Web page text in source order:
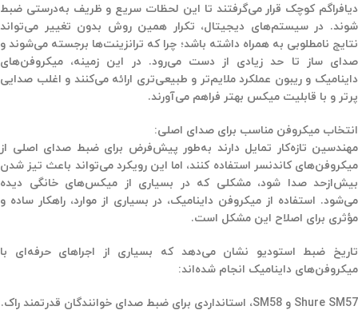
دیافراگم کوچک قرار می‌گرفتند تا این لحظات سریع و ظریف به‌درستی ضبط
شوند. در سیستم‌های دیجیتال، تکرار همین روش بدون تغییر می‌تواند
نتایج نامطلوبی به همراه داشته باشد؛ چرا که ترانزینت‌ها برجسته می‌شوند و
صدای ساز تا حد زیادی از دست می‌رود. در این زمینه، میکروفن‌های
داینامیک و ریبون عملکرد ملایم‌تر و طبیعی‌تری ارائه می‌کنند و اغلب صدایی
پرتر و با قابلیت میکس بهتر فراهم می‌آورند.
انتخاب میکروفن مناسب برای صدای اصلی:
مهندسین تازه‌کار تمایل دارند به‌طور پیش‌فرض برای ضبط صدای اصلی از
میکروفن‌های کاندنسر استفاده کنند، اما این رویکرد می‌تواند باعث تیز شدن
بیش‌ازحد صدا شود، مشکلی که در بسیاری از میکس‌های خانگی دیده
می‌شود. استفاده از میکروفن داینامیک، در بسیاری از موارد، راهکار ساده و
مؤثری برای اصلاح این مشکل است.
تاریخ ضبط استودیو نشان می‌دهد که بسیاری از اجراهای حرفه‌ای با
میکروفن‌های داینامیک انجام شده‌اند:
Shure SM57 و SM58 ، استانداردی برای ضبط صدای خوانندگان قدرتمند راک.